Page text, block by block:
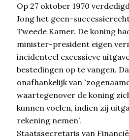
Op 27 oktober 1970
Jong het geen-
Tweede Kamer. De koning
minister-president eigen
incidenteel excessieve
bestedingen op te vangen.
onafhankelijk van
waartegenover de koning
kunnen voelen, indien zij
rekening nemen’.
Staatssecretaris van